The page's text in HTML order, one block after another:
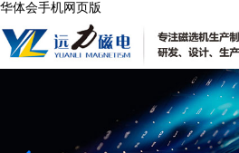
华体会手机网页版